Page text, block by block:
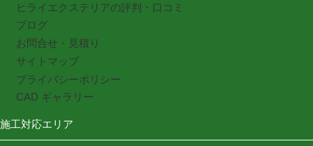
ヒライエクステリアの評判・口コミ
ブログ
お問合せ・見積り
サイトマップ
プライバシーポリシー
CAD ギャラリー
施工対応エリア